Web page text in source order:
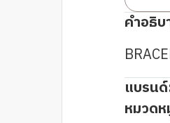
คำอธิ
แบรน
หมวด